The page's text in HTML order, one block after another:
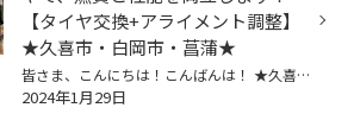
【タイヤ交換+アライメント調整】
★久喜市・白岡市・菖蒲★
皆さま、こんにちは！こんばんは！ ★久喜警察と久喜インターの間にあるタイヤ館久喜です★ いつも当店WEBをご覧いただきありがとうございます！ ーーーーーーーーーーーーーーーーーーーーーーーーーーーーーーーーーーーーーーーーーー お客様のお車【 トヨタ：カムリ 】にて タイヤ交換とアライメ...
2024年1月29日